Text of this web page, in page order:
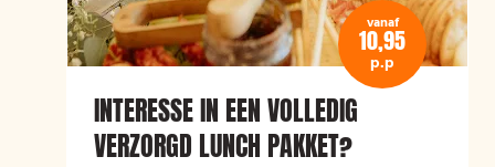
vanaf
10,95
p.p
INTERESSE IN EEN VOLLEDIG
VERZORGD LUNCH PAKKET?